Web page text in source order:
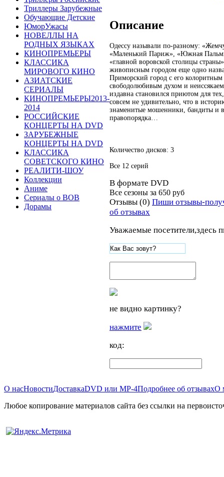
Триллеры Зарубежные
Обучающие Детские
ЮморУжасы
НОВЕЛЛЫ НА
РОДНЫХ ЯЗЫКАХ
КИНОПРЕМЬЕРЫ
КЛАССИКА
МИРОВОГО КИНО
АЗИАТСКИЕ
СЕРИАЛЫ
КИНОПРЕМЬЕРЫ2013-
2014
РОССИЙСКИЕ
КОНЦЕРТЫ НА DVD
ЗАРУБЕЖНЫЕ
КОНЦЕРТЫ НА DVD
КЛАССИКА
СОВЕТСКОГО КИНО
РЕАЛИТИ-ШОУ
Коллекции
Аниме
Сериалы о ВОВ
Дорамы
Описание
Одессу называли по-разному:
«Маленький Париж», «Южная
«главной воровской столицы
живописным городом еще одно
Приморский город с его
свободолюбивым духом и
издавна становился приютом для
совсем не удивительно, что в
знаменитые мошенники, бандиты и
правопорядка…
Количество дисков: 3
Все 12 серий
В формате DVD
Все сезоны за 650 руб
Отзывы (0) Пиши отзывы-
об отзывах
Уважаемые посетители,здесь
не видно картинку?
нажмите
код:
О насНовостиДоставкаDVD или MP-4Подробнее об отзывахО
Любое копирование материалов сайта без ссылки на